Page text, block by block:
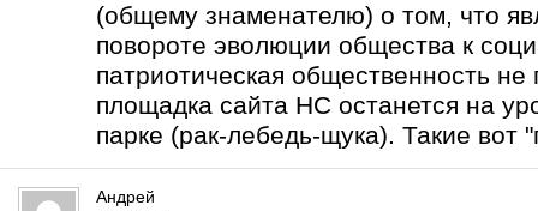
(общему знаменателю) о том, что
повороте эволюции общества к
патриотическая общественность не
площадка сайта НС останется на
парке (рак-лебедь-щука). Такие вот
Андрей